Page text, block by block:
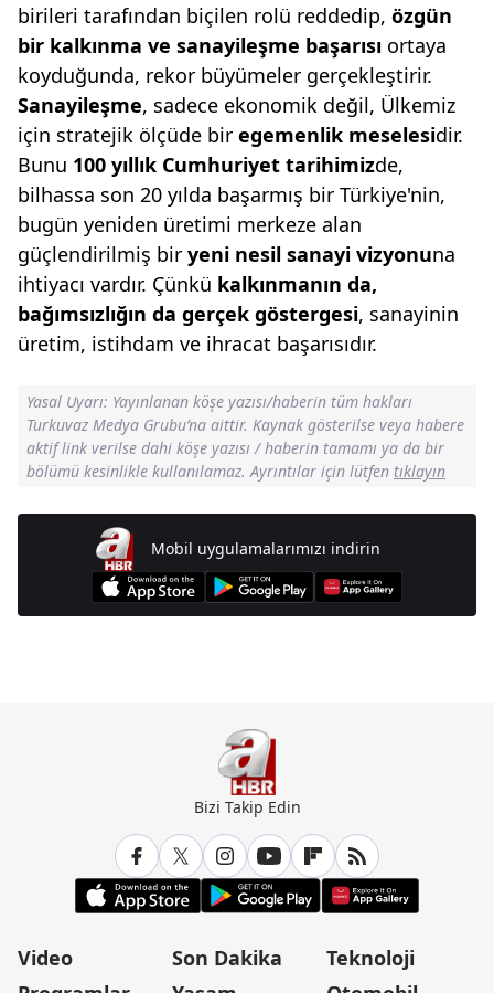
birileri tarafından biçilen rolü reddedip, özgün
bir kalkınma ve sanayileşme başarısı ortaya
koyduğunda, rekor büyümeler gerçekleştirir.
Sanayileşme, sadece ekonomik değil, Ülkemiz
için stratejik ölçüde bir egemenlik meselesidir.
Bunu 100 yıllık Cumhuriyet tarihimizde,
bilhassa son 20 yılda başarmış bir Türkiye'nin,
bugün yeniden üretimi merkeze alan
güçlendirilmiş bir yeni nesil sanayi vizyonuna
ihtiyacı vardır. Çünkü kalkınmanın da,
bağımsızlığın da gerçek göstergesi, sanayinin
üretim, istihdam ve ihracat başarısıdır.
Yasal Uyarı: Yayınlanan köşe yazısı/haberin tüm hakları
Turkuvaz Medya Grubu’na aittir. Kaynak gösterilse veya habere
aktif link verilse dahi köşe yazısı / haberin tamamı ya da bir
bölümü kesinlikle kullanılamaz. Ayrıntılar için lütfen tıklayın
Mobil uygulamalarımızı indirin
Bizi Takip Edin
Video
Son Dakika
Teknoloji